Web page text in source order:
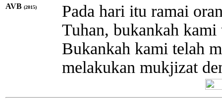
AVB (2015)
Pada hari itu ramai
Tuhan, bukankah kami
Bukankah kami telah
melakukan mukjizat